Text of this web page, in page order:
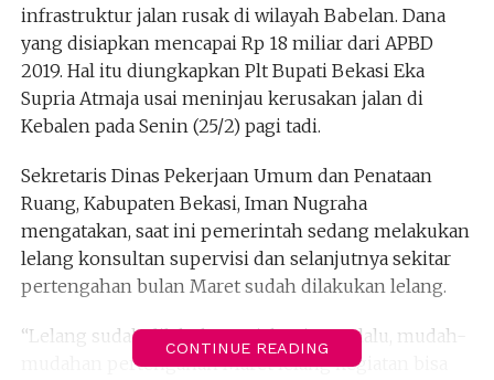
infrastruktur jalan rusak di wilayah Babelan. Dana
yang disiapkan mencapai Rp 18 miliar dari APBD
2019. Hal itu diungkapkan Plt Bupati Bekasi Eka
Supria Atmaja usai meninjau kerusakan jalan di
Kebalen pada Senin (25/2) pagi tadi.
Sekretaris Dinas Pekerjaan Umum dan Penataan
Ruang, Kabupaten Bekasi, Iman Nugraha
mengatakan, saat ini pemerintah sedang melakukan
lelang konsultan supervisi dan selanjutnya sekitar
pertengahan bulan Maret sudah dilakukan lelang.
“Lelang sudah dilakukan sejak Minggu lalu, mudah-
mudahan pertengahan Maret lelang kegiatan bisa
CONTINUE READING